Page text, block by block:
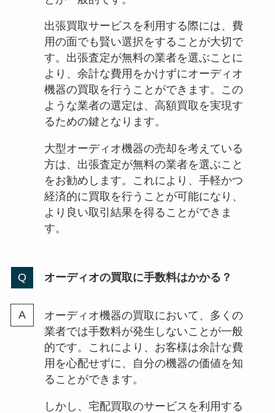
出張買取サービスを利用する際には、費
用の面でも賢い選択をすることが大切で
す。出張査定が無料の業者を選ぶことに
より、余計な費用をかけずにオーディオ
機器の買取を行うことができます。この
ような業者の選定は、高額買取を実現す
るための鍵となります。
大型オーディオ機器の売却を考えている
方は、出張査定が無料の業者を選ぶこと
をお勧めします。これにより、手軽かつ
経済的に買取を行うことが可能になり、
より良い取引結果を得ることができま
す。
オーディオの買取に手数料はかかる？
オーディオ機器の買取において、多くの
業者では手数料が発生しないことが一般
的です。これにより、お客様は余計な費
用を心配せずに、自分の機器の価値を知
ることができます。
しかし、宅配買取のサービスを利用する